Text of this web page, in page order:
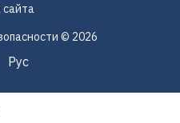
© 2026
Рус